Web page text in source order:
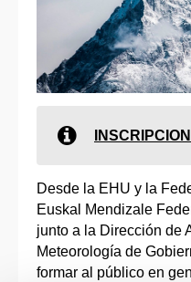
Desde la EHU y la
Euskal Mendizale
junto a la Dirección de
Meteorología de
formar al público en